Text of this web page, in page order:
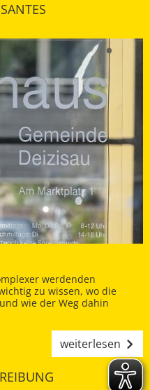
werdenden
zu wissen, wo die
wie der Weg dahin
weiterlesen